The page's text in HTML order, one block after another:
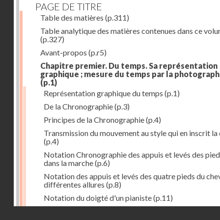
PAGE DE TITRE
Table des matières (p.311)
Table analytique des matières contenues dans ce
(p.327)
Avant-propos (p.r5)
Chapitre premier. Du temps. Sa représentation
graphique ; mesure du temps par la
(p.1)
Représentation graphique du temps (p.1)
De la Chronographie(p.3)
Principes de la Chronographie(p.4)
Transmission du mouvement au style qui en inscrit la
(p.4)
Notation Chronographie des appuis et levés des
dans la marche(p.6)
Notation des appuis et levés des quatre pieds du
différentes allures (p.8)
Notation du doigté d'un pianiste(p.11)